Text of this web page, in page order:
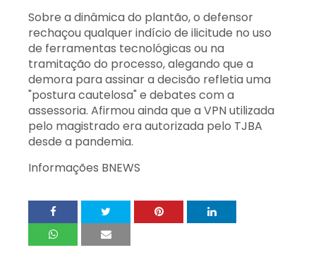
Sobre a dinâmica do plantão, o defensor
rechaçou qualquer indício de ilicitude no uso
de ferramentas tecnológicas ou na
tramitação do processo, alegando que a
demora para assinar a decisão refletia uma
"postura cautelosa" e debates com a
assessoria. Afirmou ainda que a VPN utilizada
pelo magistrado era autorizada pelo TJBA
desde a pandemia.
Informações BNEWS